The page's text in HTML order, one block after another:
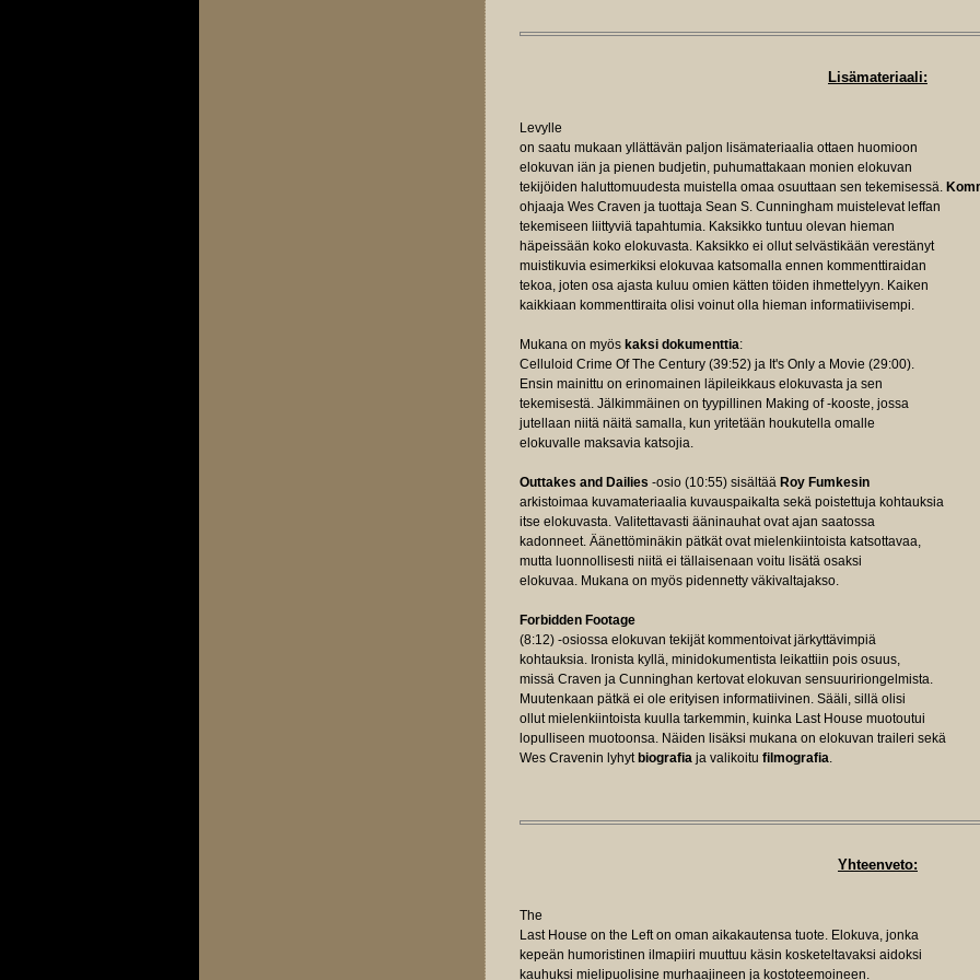
Lisämateriaali:
Levylle
on saatu mukaan yllättävän paljon lisämateriaalia ottaen huomioon
elokuvan iän ja pienen budjetin, puhumattakaan monien elokuvan
tekijöiden haluttomuudesta muistella omaa osuuttaan sen tekemisessä.
ohjaaja Wes Craven ja tuottaja Sean S. Cunningham muistelevat leffan
tekemiseen liittyviä tapahtumia. Kaksikko tuntuu olevan hieman
häpeissään koko elokuvasta. Kaksikko ei ollut selvästikään verestänyt
muistikuvia esimerkiksi elokuvaa katsomalla ennen kommenttiraidan
tekoa, joten osa ajasta kuluu omien kätten töiden ihmettelyyn. Kaiken
kaikkiaan kommenttiraita olisi voinut olla hieman informatiivisempi.
Mukana on myös kaksi dokumenttia:
Celluloid Crime Of The Century (39:52) ja It's Only a Movie (29:00).
Ensin mainittu on erinomainen läpileikkaus elokuvasta ja sen
tekemisestä. Jälkimmäinen on tyypillinen Making of -kooste, jossa
jutellaan niitä näitä samalla, kun yritetään houkutella omalle
elokuvalle maksavia katsojia.
Outtakes and Dailies -osio (10:55) sisältää Roy Fumkesin
arkistoimaa kuvamateriaalia kuvauspaikalta sekä poistettuja kohtauksia
itse elokuvasta. Valitettavasti ääninauhat ovat ajan saatossa
kadonneet. Äänettöminäkin pätkät ovat mielenkiintoista katsottavaa,
mutta luonnollisesti niitä ei tällaisenaan voitu lisätä osaksi
elokuvaa. Mukana on myös pidennetty väkivaltajakso.
Forbidden Footage
(8:12) -osiossa elokuvan tekijät kommentoivat järkyttävimpiä
kohtauksia. Ironista kyllä, minidokumentista leikattiin pois osuus,
missä Craven ja Cunninghan kertovat elokuvan sensuuririongelmista.
Muutenkaan pätkä ei ole erityisen informatiivinen. Sääli, sillä olisi
ollut mielenkiintoista kuulla tarkemmin, kuinka Last House muotoutui
lopulliseen muotoonsa. Näiden lisäksi mukana on elokuvan traileri sekä
Wes Cravenin lyhyt biografia ja valikoitu filmografia
Yhteenveto:
The
Last House on the Left on oman aikakautensa tuote. Elokuva, jonka
kepeän humoristinen ilmapiiri muuttuu käsin kosketeltavaksi aidoksi
kauhuksi mielipuolisine murhaajineen ja kostoteemoineen.